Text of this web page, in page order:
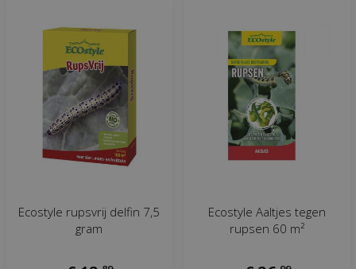
Ecostyle rupsvrij delfin 7,5
gram
Ecostyle Aaltjes tegen
rupsen 60 m²